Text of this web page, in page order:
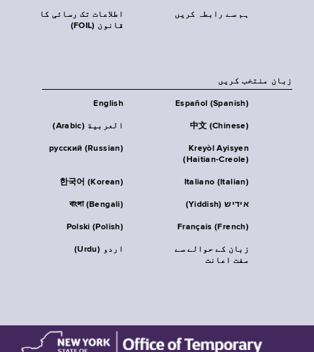
اطلاعات تک رسائی کا
قانون (FOIL)
ہم سے رابطہ کریں
زبان منتخب کریں
English Español (Spanish)
العربية (Arabic) 中文 (Chinese)
русский (Russian)
Kreyòl Ayisyen
(Haitian-Creole)
한국어 (Korean) Italiano (Italian)
বাংলা (Bengali) אידיש (Yiddish)
Polski (Polish) Français (French)
اردو (Urdu)
زبان کے حوالے سے
مفت اعانت